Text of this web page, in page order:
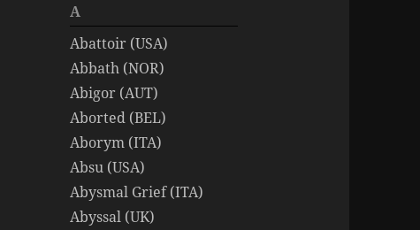
A
Abattoir (USA)
Abbath (NOR)
Abigor (AUT)
Aborted (BEL)
Aborym (ITA)
Absu (USA)
Abysmal Grief (ITA)
Abyssal (UK)